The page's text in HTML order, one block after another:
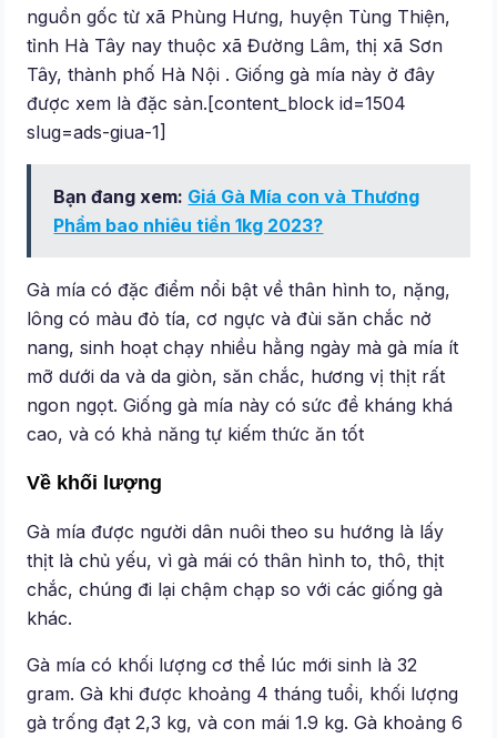
nguồn gốc từ xã Phùng Hưng, huyện Tùng Thiện,
tỉnh Hà Tây nay thuộc xã Đường Lâm, thị xã Sơn
Tây, thành phố Hà Nội . Giống gà mía này ở đây
được xem là đặc sản.[content_block id=1504
slug=ads-giua-1]
Bạn đang xem: Giá Gà Mía con và Thương
Phẩm bao nhiêu tiền 1kg 2023?
Gà mía có đặc điểm nổi bật về thân hình to, nặng,
lông có màu đỏ tía, cơ ngực và đùi săn chắc nở
nang, sinh hoạt chạy nhiều hằng ngày mà gà mía ít
mỡ dưới da và da giòn, săn chắc, hương vị thịt rất
ngon ngọt. Giống gà mía này có sức đề kháng khá
cao, và có khả năng tự kiếm thức ăn tốt
Về khối lượng
Gà mía được người dân nuôi theo su hướng là lấy
thịt là chủ yếu, vì gà mái có thân hình to, thô, thịt
chắc, chúng đi lại chậm chạp so với các giống gà
khác.
Gà mía có khối lượng cơ thể lúc mới sinh là 32
gram. Gà khi được khoảng 4 tháng tuổi, khối lượng
gà trống đạt 2,3 kg, và con mái 1.9 kg. Gà khoảng 6